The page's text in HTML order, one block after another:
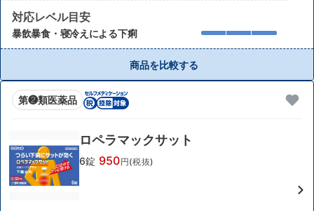
対応レベル目安
暴飲暴食・寝冷えによる下痢
商品を比較する
第❷類医薬品
ロペラマックサット
6錠 950円(税抜)